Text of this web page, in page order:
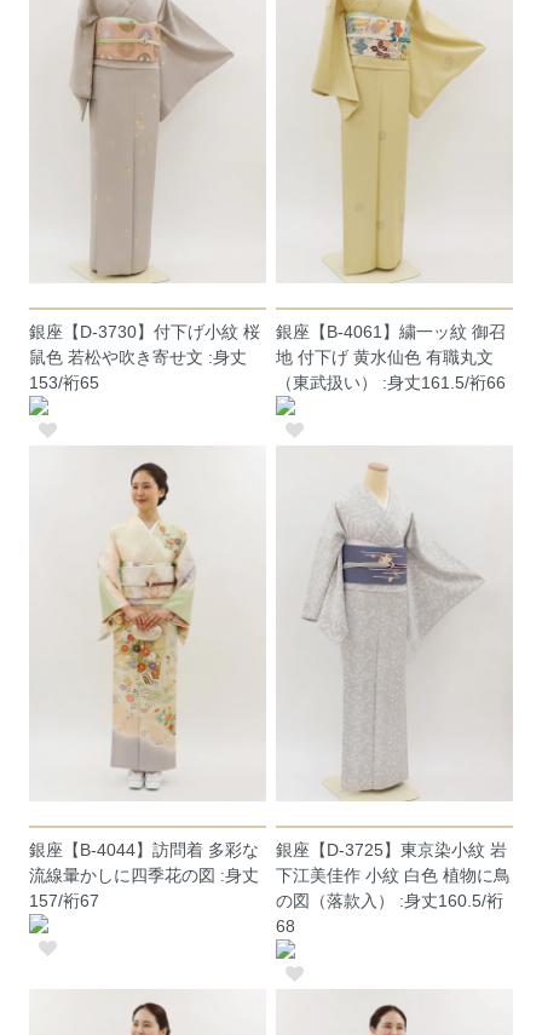
銀座【D-3730】付下げ小紋 桜
鼠色 若松や吹き寄せ文 :身丈
153/裄65
銀座【B-4061】繍一ッ紋 御召
地 付下げ 黄水仙色 有職丸文
（東武扱い） :身丈161.5/裄66
銀座【B-4044】訪問着 多彩な
流線暈かしに四季花の図 :身丈
157/裄67
銀座【D-3725】東京染小紋 岩
下江美佳作 小紋 白色 植物に鳥
の図（落款入） :身丈160.5/裄
68